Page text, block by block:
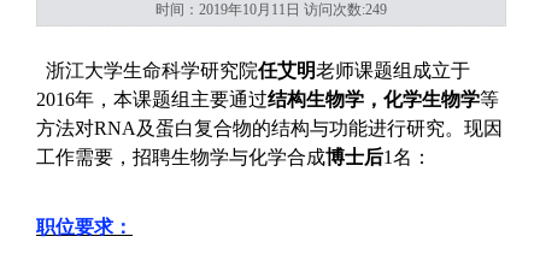
时间：2019年10月11日 访问次数:249
浙江大学生命科学研究院任艾明老师课题组成立于
2016年，本课题组主要通过结构生物学，化学生物学等
方法对RNA 及蛋白复合物的结构与功能进行研究。现因
工作需要，招聘生物学与化学合成博士后1名：
职位要求：